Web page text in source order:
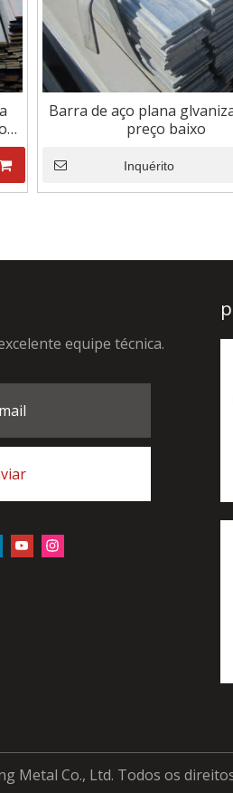
Barra de aço plana
preço baixo
Inquérito
equipe técnica.
Metal Co., Ltd. Todos os